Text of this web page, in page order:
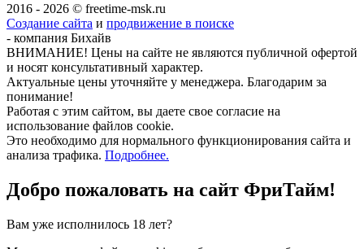
2016 - 2026 © freetime-msk.ru
Создание сайта и продвижение в поиске
- компания Бихайв
ВНИМАНИЕ! Цены на сайте не являются публичной офертой
и носят консультативный характер.
Актуальные цены уточняйте у менеджера. Благодарим за
понимание!
Работая с этим сайтом, вы даете свое согласие на
использование файлов cookie.
Это необходимо для нормального функционирования сайта и
анализа трафика. Подробнее.
Добро пожаловать на сайт ФриТайм!
Вам уже исполнилось 18 лет?